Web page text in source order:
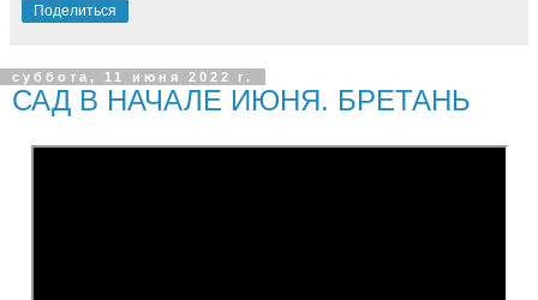
Поделиться
суббота, 11 июня 2022 г.
САД В НАЧАЛЕ ИЮНЯ. БРЕТАНЬ